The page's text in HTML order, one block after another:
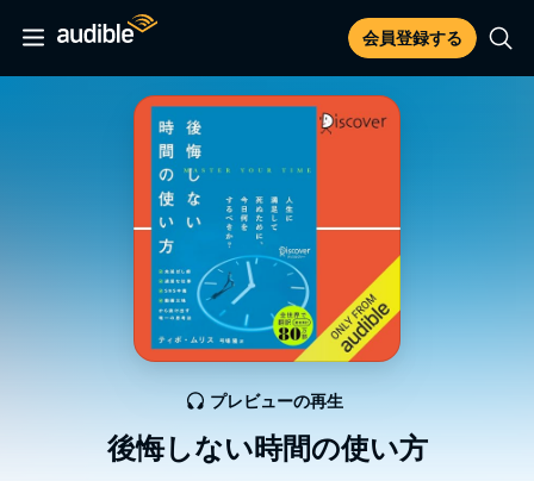
会員登録する
後悔しない時間の使い方
プレビューの再生